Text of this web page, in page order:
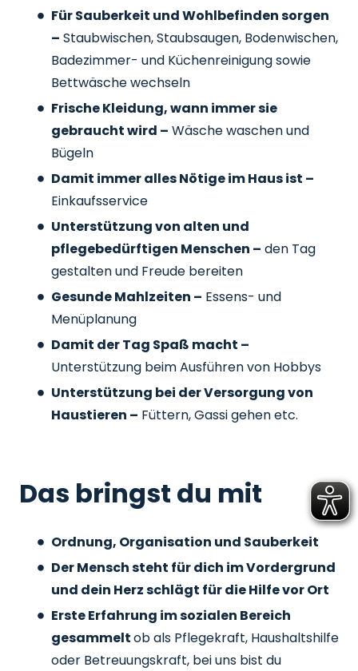
Für Sauberkeit und Wohlbefinden sorgen
– Staubwischen, Staubsaugen, Bodenwischen,
Badezimmer- und Küchenreinigung sowie
Bettwäsche wechseln
Frische Kleidung, wann immer sie
gebraucht wird – Wäsche waschen und
Bügeln
Damit immer alles Nötige im Haus ist –
Einkaufsservice
Unterstützung von alten und
pflegebedürftigen Menschen – den Tag
gestalten und Freude bereiten
Gesunde Mahlzeiten – Essens- und
Menüplanung
Damit der Tag Spaß macht –
Unterstützung beim Ausführen von Hobbys
Unterstützung bei der Versorgung von
Haustieren – Füttern, Gassi gehen etc.
Das bringst du mit
Ordnung, Organisation und Sauberkeit
Der Mensch steht für dich im Vordergrund
und dein Herz schlägt für die Hilfe vor Ort
Erste Erfahrung im sozialen Bereich
gesammeltob als Pflegekraft, Haushaltshilfe
oder Betreuungskraft, bei uns bist du